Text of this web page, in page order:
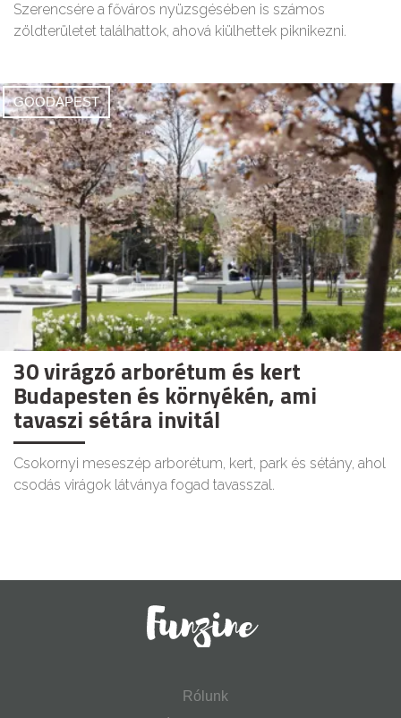
Szerencsére a főváros nyüzsgésében is számos
zöldterületet találhattok, ahová kiülhettek piknikezni.
GOODAPEST
30 virágzó arborétum és kert
Budapesten és környékén, ami
tavaszi sétára invitál
Csokornyi meseszép arborétum, kert, park és sétány, ahol
csodás virágok látványa fogad tavasszal.
Rólunk